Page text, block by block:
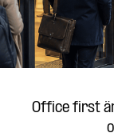
Office first